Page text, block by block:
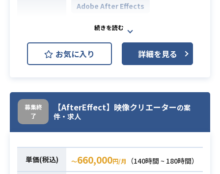
Adobe After Effects
Adobe Photoshop
Adobe Premiere Pro
業務内容
本企業動画配信代表サービスにおけ
テンツサムネイル画像の編集を行っ
て頂きます。
放送されたオリジナル番組や、アニ
で配信するサムネを作成する加工編
集、文字入れ等の編集業務を担って
お気に入り 詳細を見る
募集終
了
【AfterEffect】映像クリエーターの案
件・求人
単価(税込) 〜660,000円/月
（140時間 ~ 180時間）